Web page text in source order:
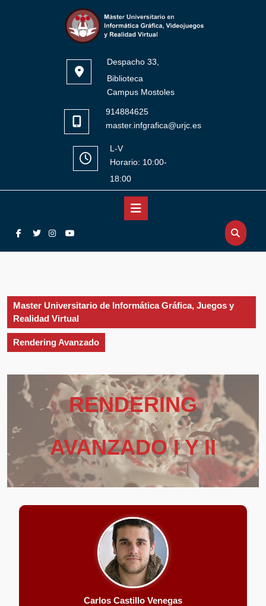
Despacho 33,
Biblioteca
Campus Mostoles
914884625
master.infgrafica@urjc.es
L-V
Horario: 10:00-
18:00
Facebook
TwitterInstagram
Master Universitario de Informática Gráfica, Juegos y
Realidad Virtual
Rendering Avanzado
RENDERING
AVANZADO I Y II
Carlos Castillo Venegas